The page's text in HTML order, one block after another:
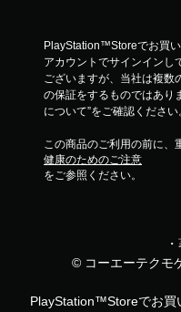
PlayStation™Storeでお買
アカウントでサインインし
ございますが、当社は複数
の保証をするものではあり
について”をご確認ください
この商品のご利用の前に、
健康のためのご注意
をご参照ください。
© コーエーテクモ
PlayStation™Storeでお買